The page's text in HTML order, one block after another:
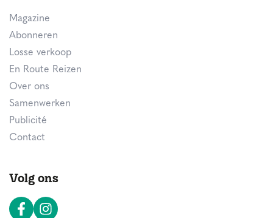
Magazine
Abonneren
Losse verkoop
En Route Reizen
Over ons
Samenwerken
Publicité
Contact
Volg ons